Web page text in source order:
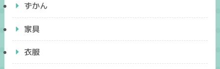
ずかん
家具
衣服